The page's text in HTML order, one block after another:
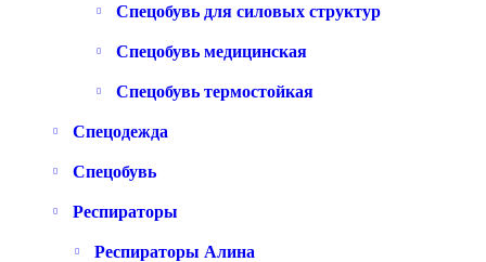
Спецобувь для силовых структур
Спецобувь медицинская
Спецобувь термостойкая
Спецодежда
Спецобувь
Респираторы
Респираторы Алина